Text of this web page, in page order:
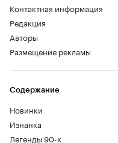
Контактная информация
Редакция
Авторы
Размещение рекламы
Содержание
Новинки
Изнанка
Легенды 90-х